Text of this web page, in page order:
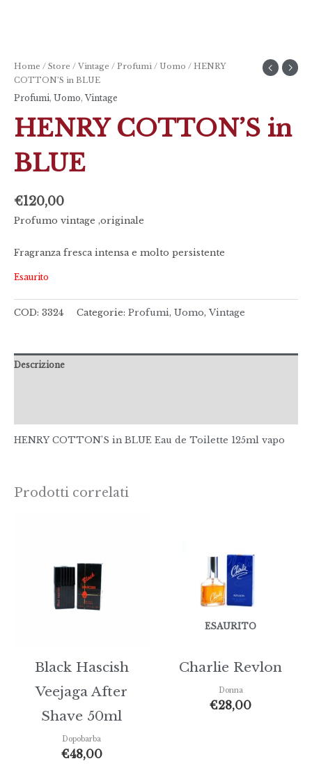
Home / Store / Vintage / Profumi / Uomo / HENRY
COTTON’S in BLUE
Profumi, Uomo, Vintage
HENRY COTTON’S in
BLUE
€120,00
Profumo vintage ,originale
Fragranza fresca intensa e molto persistente
Esaurito
COD: 3324 Categorie: Profumi, Uomo, Vintage
Descrizione
HENRY COTTON’S in BLUE Eau de Toilette 125ml vapo
Prodotti correlati
Black Hascish
Veejaga After
Shave 50ml
Dopobarba
€48,00
ESAURITO
Charlie Revlon
Donna
€28,00